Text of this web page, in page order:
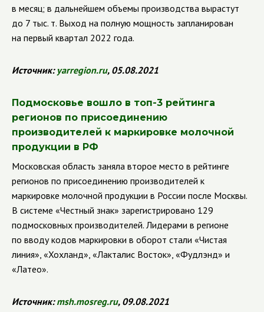
в месяц; в дальнейшем объемы производства вырастут
до 7 тыс. т. Выход на полную мощность запланирован
на первый квартал 2022 года.
Источник: yarregion.ru, 05.08.2021
Подмосковье вошло в топ-3 рейтинга
регионов по присоединению
производителей к маркировке молочной
продукции в РФ
Московская область заняла второе место в рейтинге
регионов по присоединению производителей к
маркировке молочной продукции в России после Москвы.
В системе «Честный знак» зарегистрировано 129
подмосковных производителей. Лидерами в регионе
по вводу кодов маркировки в оборот стали «Чистая
линия», «Хохланд», «Лакталис Восток», «Фудлэнд» и
«Латео».
Источник:msh.mosreg.ru, 09.08.2021